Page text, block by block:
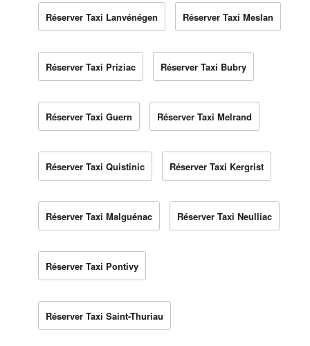
Réserver Taxi Lanvénégen Réserver Taxi Meslan
Réserver Taxi Priziac Réserver Taxi Bubry
Réserver Taxi Guern Réserver Taxi Melrand
Réserver Taxi Quistinic Réserver Taxi Kergrist
Réserver Taxi Malguénac Réserver Taxi Neulliac
Réserver Taxi Pontivy
Réserver Taxi Saint-Thuriau